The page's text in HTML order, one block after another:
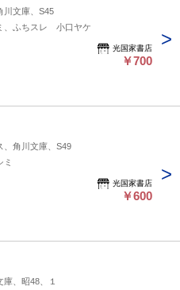
川文庫、S45
、ふちスレ 小口ヤケ
光国家書店
￥700
、角川文庫、S49
ミ
光国家書店
￥600
、昭48、１